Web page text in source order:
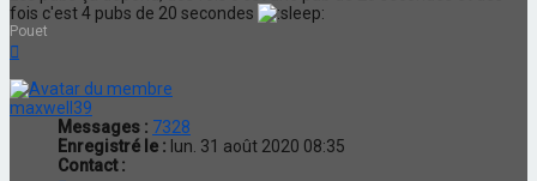
fois c'est 4 pubs de 20 secondes
Pouet
maxwell39
Messages : 7328
Enregistré le : lun. 31 août 2020 08:35
Contact :